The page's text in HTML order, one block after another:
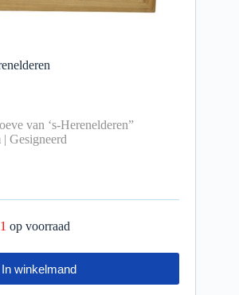
van ‘s-Herenelderen”
Gesigneerd
1 op voorraad
In winkelmand